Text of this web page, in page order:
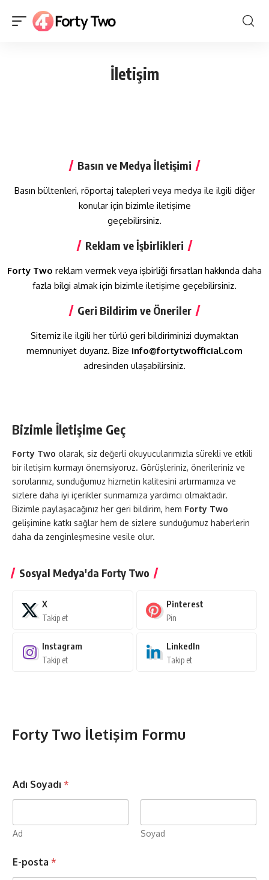
İletişim
Basın ve Medya İletişimi
Basın bültenleri, röportaj talepleri veya medya ile ilgili diğer
konular için bizimle iletişime
geçebilirsiniz.
Reklam ve İşbirlikleri
Forty Two reklam vermek veya işbirliği fırsatları hakkında daha
fazla bilgi almak için bizimle iletişime geçebilirsiniz.
Geri Bildirim ve Öneriler
Sitemiz ile ilgili her türlü geri bildiriminizi duymaktan
memnuniyet duyarız. Bize info@fortytwofficial.com
adresinden ulaşabilirsiniz.
Bizimle İletişime Geç
Forty Two olarak, siz değerli okuyucularımızla sürekli ve etkili
bir iletişim kurmayı önemsiyoruz. Görüşleriniz, önerileriniz ve
sorularınız, sunduğumuz hizmetin kalitesini artırmamıza ve
sizlere daha iyi içerikler sunmamıza yardımcı olmaktadır.
Bizimle paylaşacağınız her geri bildirim, hem Forty Two
gelişimine katkı sağlar hem de sizlere sunduğumuz haberlerin
daha da zenginleşmesine vesile olur.
Sosyal Medya'da Forty Two
X
Takip et
Pinterest
Pin
Instagram
Takip et
LinkedIn
Takip et
Forty Two İletişim Formu
Adı Soyadı *
Ad Soyad
o
r
E-posta *